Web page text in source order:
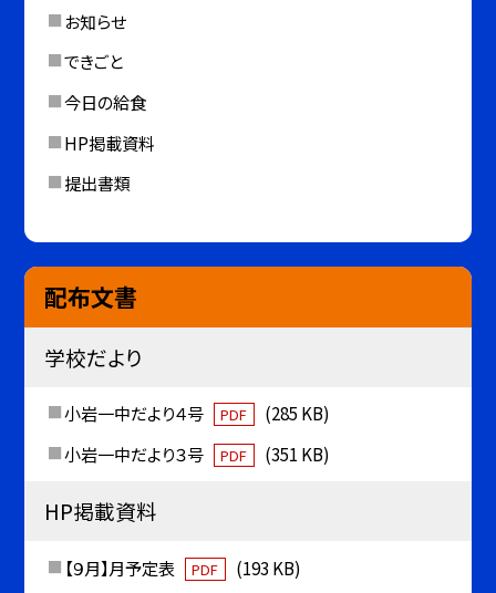
お知らせ
できごと
今日の給食
HP掲載資料
提出書類
配布文書
学校だより
小岩一中だより４号 PDF
(285 KB)
小岩一中だより３号
PDF (351 KB)
HP掲載資料
【９月】月予定表 PDF
(193 KB)